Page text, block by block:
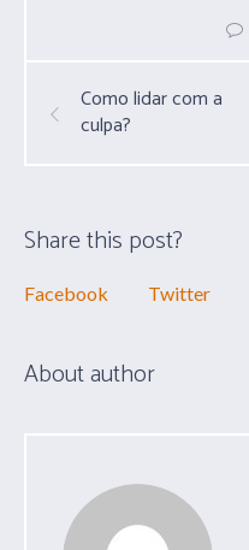
Como lidar com a
culpa?
Share this post?
Facebook Twitter
About author